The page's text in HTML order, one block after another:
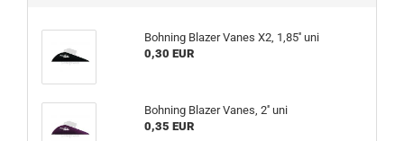
Bohning Blazer Vanes X2, 1,85'' uni
0,30 EUR
Bohning Blazer Vanes, 2'' uni
0,35 EUR